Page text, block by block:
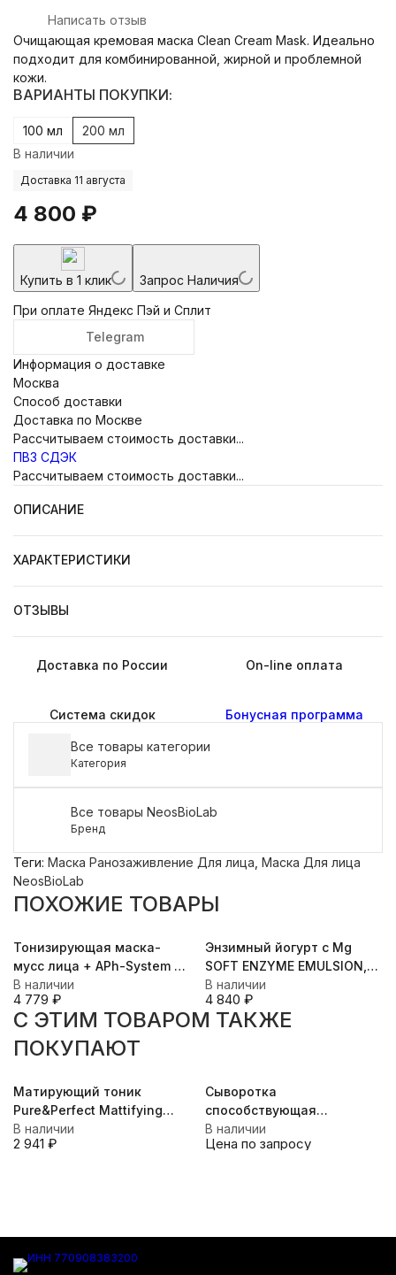
Написать отзыв
Очищающая кремовая маска Сlean Cream Mask. Идеально
подходит для комбинированной, жирной и проблемной
кожи.
ВАРИАНТЫ ПОКУПКИ:
100 мл
200 мл
В наличии
Доставка 11 августа
4 800 ₽
Купить в 1 клик
Запрос Наличия
При оплате Яндекс Пэй и Сплит
Telegram
Информация о доставке
Москва
Способ доставки
Доставка по Москве
Рассчитываем стоимость доставки...
ПВЗ СДЭК
Рассчитываем стоимость доставки...
ОПИСАНИЕ
ХАРАКТЕРИСТИКИ
ОТЗЫВЫ
Доставка по России On-line оплата
Система скидок Бонусная программа
Все товары категории
Категория
Все товары NeosBioLab
Бренд
Теги: Маска Ранозаживление Для лица Маска Для лица
NeosBioLab
ПОХОЖИЕ ТОВАРЫ
Тонизирующая маска-
мусс лица + APh-System с
эффектом лифтинга и
охлаждения для лица рН
5,5, 50 мл
В наличии
4 779 ₽
Энзимный йогурт с Mg
SOFT ENZYME EMULSION,
120мл
В наличии
4 840 ₽
C ЭТИМ ТОВАРОМ ТАКЖЕ
ПОКУПАЮТ
Матирующий тоник
Pure&Perfect Mattifying
Tonic Pore Reducer, 200 мл
В наличии
2 941 ₽
Сыворотка
способствующая
регенерации клеточного
матрикса для всех типов
В наличии
Цена по запросу